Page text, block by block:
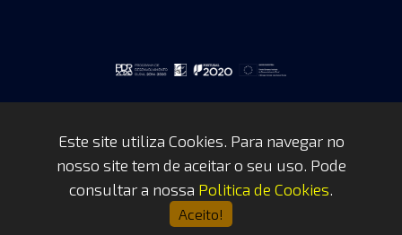
Copyrights © 2026 by FAP - DCSI -
WEBTEAM
Este site utiliza Cookies. Para navegar no
nosso site tem de aceitar o seu uso. Pode
consultar a nossa Politica de Cookies.
Aceito!